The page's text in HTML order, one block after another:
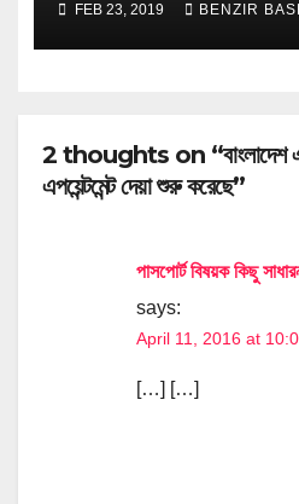
FEB 23, 2019 BENZIR
2 thoughts on “বাংলাদেশ
এপয়েন্টমেন্ট দেয়া শুরু করেছে”
পাসপোর্ট বিষয়ক কিছু
says:
April 11, 2016 at
[…] […]